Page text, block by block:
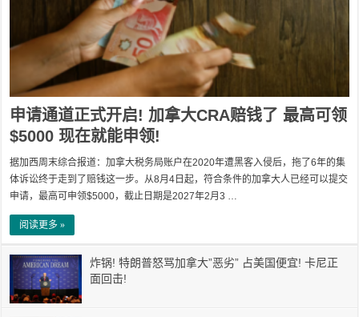
申请通道正式开启! 加拿大CRA赔钱了 最高可领
$5000 现在就能申领!
据加西周末综合报道：加拿大税务局账户在2020年遭黑客入侵后，拖了6年的集
体诉讼终于走到了赔钱这一步。从8月4日起，符合条件的加拿大人已经可以提交
申请，最高可申领$5000，截止日期是2027年2月3 …
阅读更多 »
炸锅! 特朗普怒骂加拿大”恶劣” 占美国便宜! 卡尼正
面回击!